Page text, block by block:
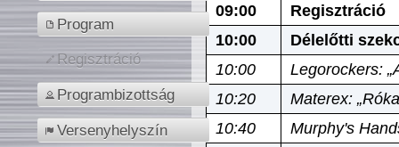
Program
Regisztráció
Programbizottság
Versenyhelyszín
09:00
Regisztráció
10:00
Délelőtti
10:00
Legorockers:
10:20
Materex:
10:40
Murphy's